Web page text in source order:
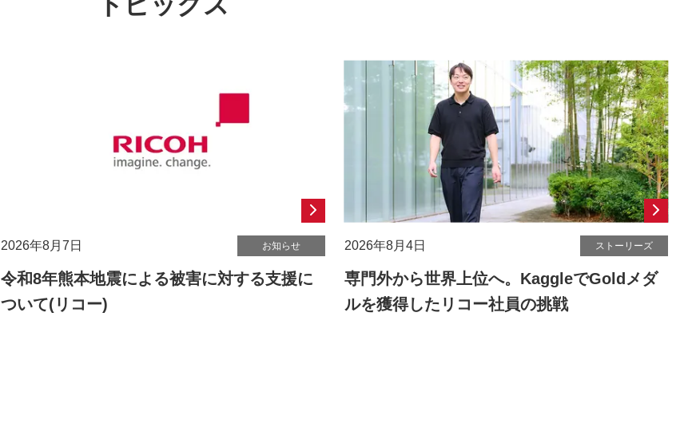
令和8年熊本地震による被害に対する支援に
ついて(リコー)
2026年8月7日 お知らせ
専門外から世界上位へ。KaggleでGoldメダ
ルを獲得したリコー社員の挑戦
2026年8月4日 ストーリーズ